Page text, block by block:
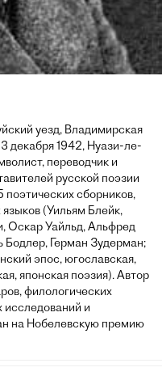
уезд, Владимирская
декабря 1942, Нуази-ле-
переводчик и
русской поэзии
сборников,
(Уильям Блейк,
Оскар Уайльд, Альфред
Бодлер, Герман Зудерман;
эпос, югославская,
японская поэзия). Автор
филологических
исследований и
на Нобелевскую премию